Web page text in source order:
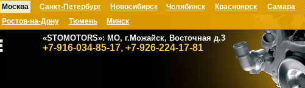
Москва
«STOMOTORS»: МО, г.Можайск, Восточная д.3
+7-916-034-85-17, +7-926-224-17-81
Санкт-Петербург Новосибирск Челябинск Красноярск Самара
Ростов-на-Дону
Тюмень Минск